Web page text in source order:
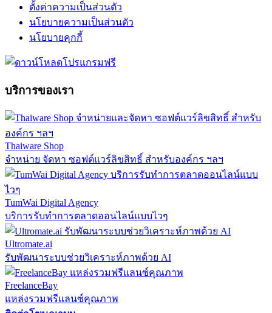
ตั้งค่าความเป็นส่วนตัว
นโยบายความเป็นส่วนตัว
นโยบายคุกกี้
บริการของเรา
Thaiware Shop
จำหน่าย จัดหา ซอฟต์แวร์ลิขสิทธิ์ สำหรับองค์กร ฯลฯ
TumWai Digital Agency
บริการรับทำการตลาดออนไลน์แบบไวๆ
Ultromate.ai
รับพัฒนาระบบช่วยวิเคราะห์ภาพด้วย AI
FreelanceBay
แหล่งรวมฟรีแลนซ์คุณภาพ